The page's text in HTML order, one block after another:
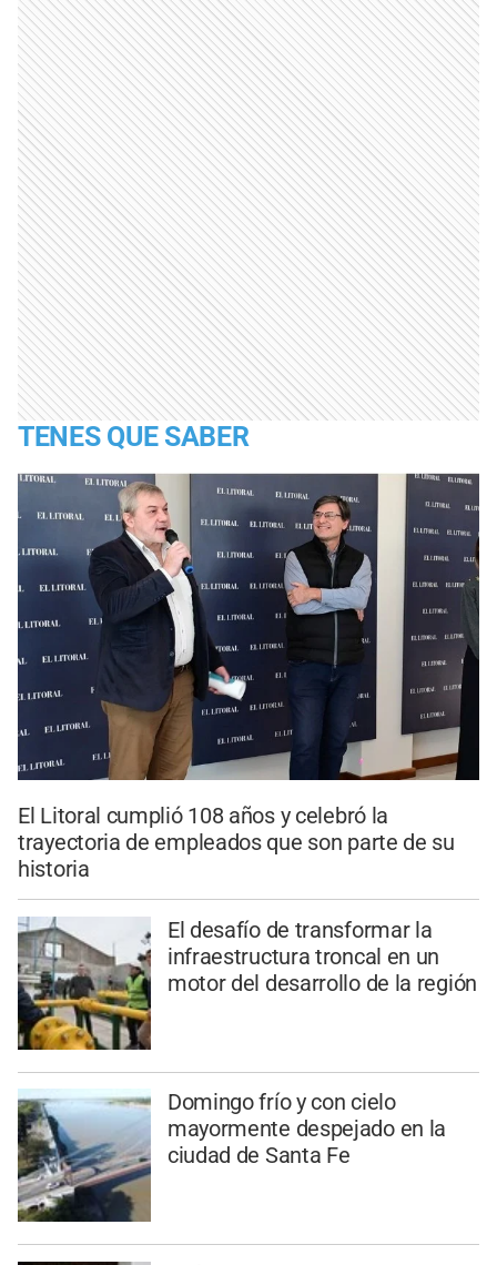
TENES QUE SABER
El Litoral cumplió 108 años y celebró la
trayectoria de empleados que son parte de su
historia
El desafío de transformar la
infraestructura troncal en un
motor del desarrollo de la región
Domingo frío y con cielo
mayormente despejado en la
ciudad de Santa Fe